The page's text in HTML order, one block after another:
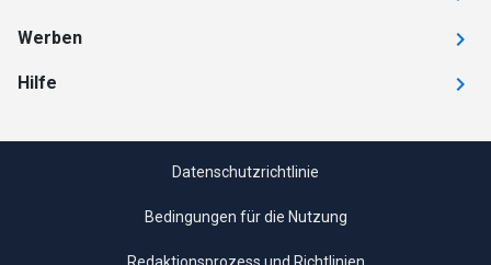
Werben
Hilfe
Datenschutzrichtlinie
Bedingungen für die Nutzung